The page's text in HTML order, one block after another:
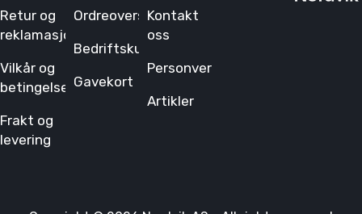
Retur og
reklamasjon
Vilkår og
betingelser
Frakt og
levering
Ordreoversikt
Bedriftskunde
Gavekort
Kontakt
oss
Personvern
Artikler